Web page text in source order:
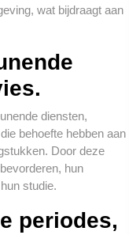
wat bijdraagt aan
diensten,
behoefte hebben aan
Door deze
hun
studie.
periodes,